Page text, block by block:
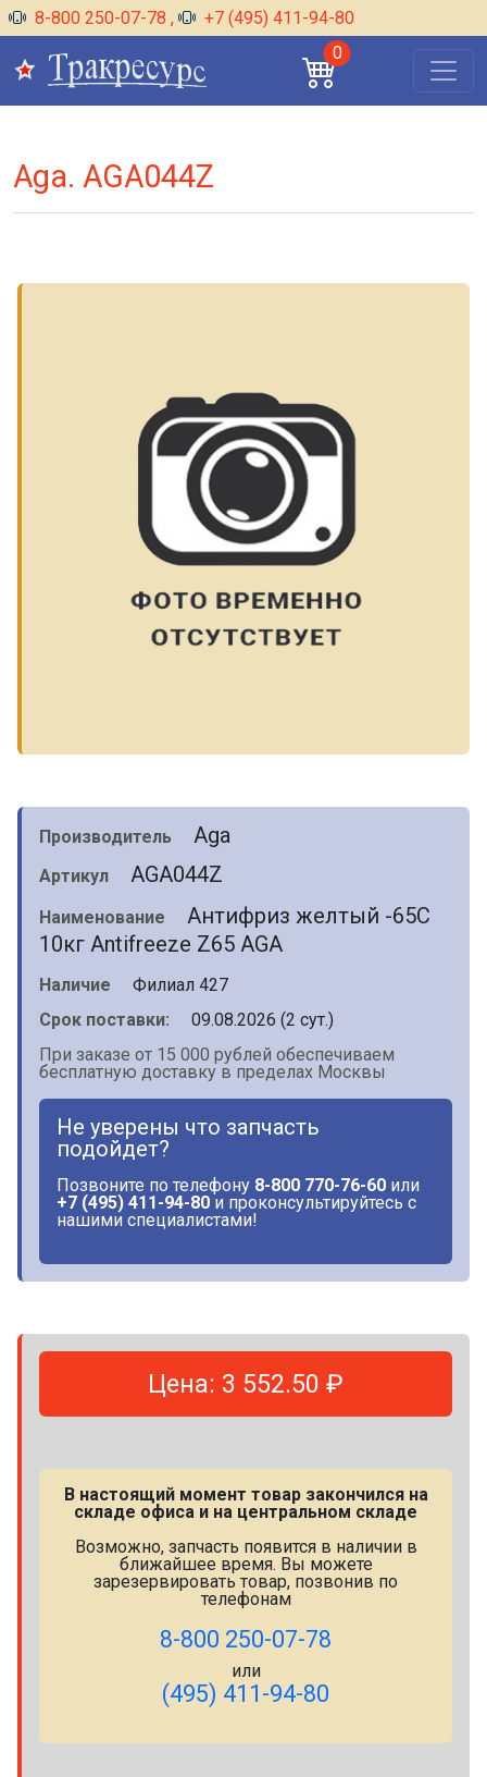
8-800 250-07-78 ,
+7 (495) 411-94-80
0
Aga. AGA044Z
Производитель Aga
Артикул AGA044Z
Наименование
Антифриз желтый -65C
10кг Antifreeze Z65 AGA
Наличие
Филиал 427
Срок поставки:
09.08.2026 (2 сут.)
При заказе от 15 000 рублей обеспечиваем
бесплатную доставку в пределах Москвы
Не уверены что запчасть
подойдет?
Позвоните по телефону 8-800 770-76-60 или
+7 (495) 411-94-80 и проконсультируйтесь с
нашими специалистами!
Цена: 3 552.50 ₽
В настоящий момент товар закончился на
складе офиса и на центральном складе
Возможно, запчасть появится в наличии в
ближайшее время. Вы можете
зарезервировать товар, позвонив по
телефонам
8-800 250-07-78
или
(495) 411-94-80